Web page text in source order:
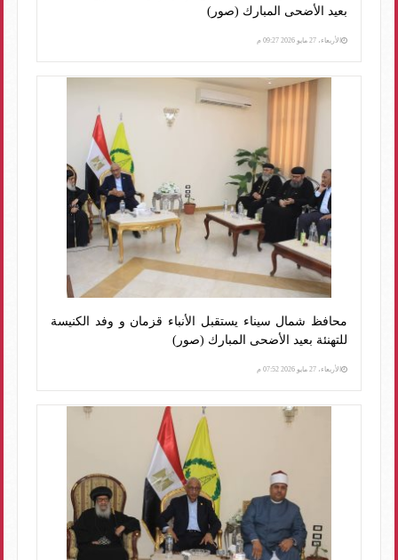
بعيد الأضحى المبارك (صور)
الأربعاء، 27 مايو 2026 09:27 م
محافظ شمال سيناء يستقبل الأنباء قزمان و وفد الكنيسة
للتهنئة بعيد الأضحى المبارك (صور)
الأربعاء، 27 مايو 2026 07:52 م